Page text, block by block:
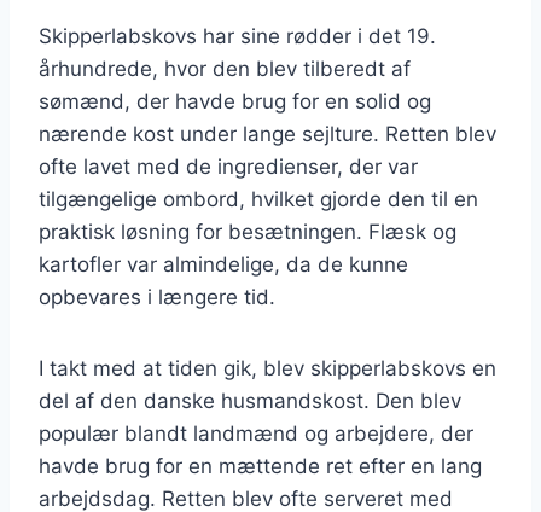
Skipperlabskovs har sine rødder i det 19.
århundrede, hvor den blev tilberedt af
sømænd, der havde brug for en solid og
nærende kost under lange sejlture. Retten blev
ofte lavet med de ingredienser, der var
tilgængelige ombord, hvilket gjorde den til en
praktisk løsning for besætningen. Flæsk og
kartofler var almindelige, da de kunne
opbevares i længere tid.
I takt med at tiden gik, blev skipperlabskovs en
del af den danske husmandskost. Den blev
populær blandt landmænd og arbejdere, der
havde brug for en mættende ret efter en lang
arbejdsdag. Retten blev ofte serveret med